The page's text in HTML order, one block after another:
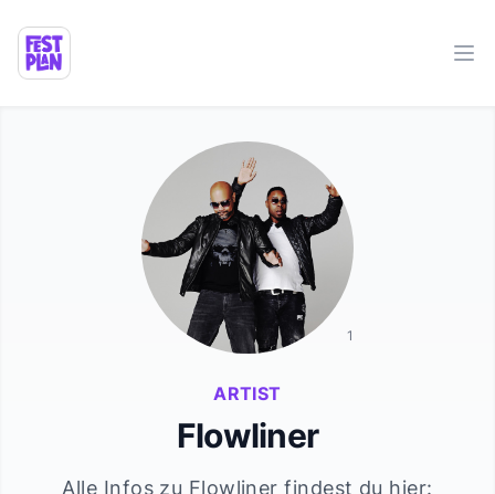
ARTIST
Flowliner
Alle Infos zu Flowliner findest du hier:
1